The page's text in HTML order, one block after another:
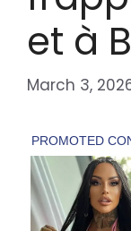
et à
March 3,